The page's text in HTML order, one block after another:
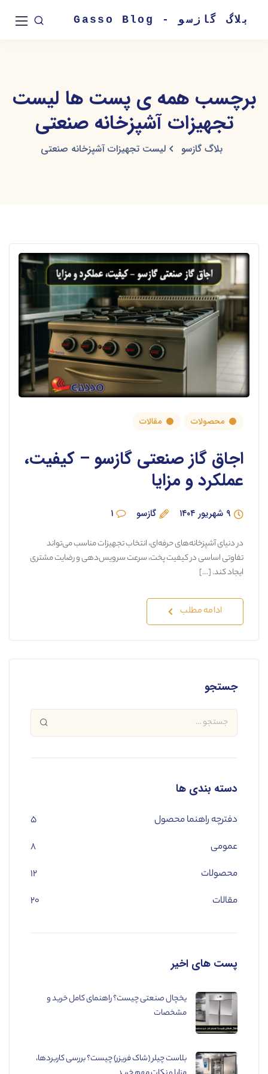
بلاگ گازسو - Gasso Blog
برچسب همه ی پست ها لیست
تجهیزات آشپزخانه صنعتی
بلاگ گازسو لیست تجهیزات آشپزخانه صنعتی
محصولات مقالات
اجاق گاز صنعتی گازسو – کیفیت،
عملکرد و مزایا
۹ شهریور ۱۴۰۴ گازسو ۱
در دنیای آشپزخانه‌های حرفه‌ای، انتخاب تجهیزات مناسب می‌تواند
تفاوتی اساسی در کیفیت پخت، سرعت سرویس‌دهی و رضایت مشتری
ایجاد کند. […]
ادامه مطلب
جستجو
دسته بندی ها
دفترچه راهنما محصول
۵
عمومی
۸
محصولات
۱۲
مقالات
۲۰
پست های اخیر
یخچال صنعتی چیست؟ راهنمای کامل خرید و
مشخصات
بلاست چیلر (شاک فریزر) چیست؟ بررسی کاربردها،